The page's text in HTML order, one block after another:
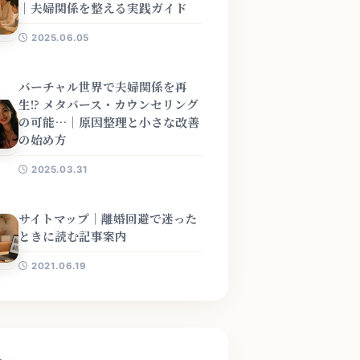
｜夫婦関係を整える実践ガイド
2025.06.05
バーチャル世界で夫婦関係を再
生!? メタバース・カウンセリング
の可能…｜原因整理と小さな改善
の始め方
2025.03.31
サイトマップ｜離婚回避で迷った
ときに読む記事案内
2021.06.19